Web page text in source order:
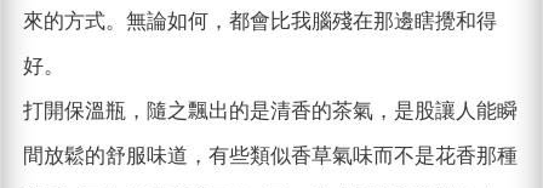
來的方式。無論如何，都會比我腦殘在那邊瞎攪和得
好。
打開保溫瓶，隨之飄出的是清香的茶氣，是股讓人能瞬
間放鬆的舒服味道，有些類似香草氣味而不是花香那種